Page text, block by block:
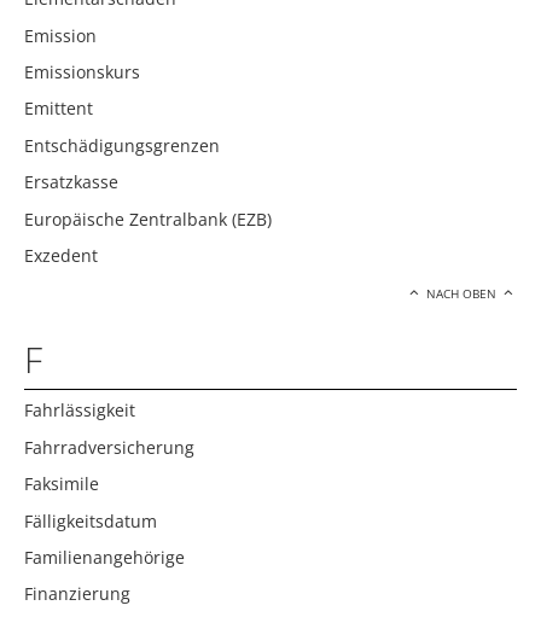
Emission
Emissionskurs
Emittent
Entschädigungsgrenzen
Ersatzkasse
Europäische Zentralbank (EZB)
Exzedent
NACH OBEN
F
Fahrlässigkeit
Fahrradversicherung
Faksimile
Fälligkeitsdatum
Familienangehörige
Finanzierung